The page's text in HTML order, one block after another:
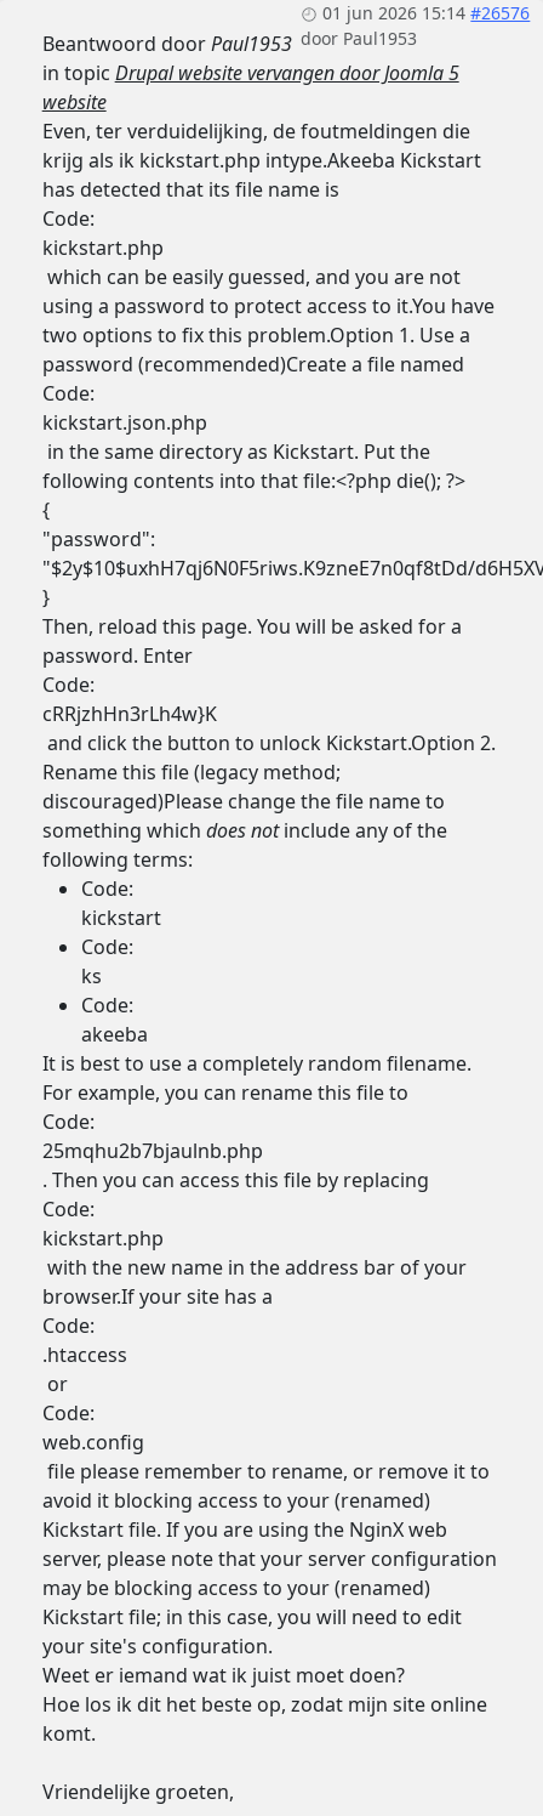
01 jun 2026 15:14 #26576
door Paul1953
Beantwoord doorPaul1953
in topic Drupal website vervangen door Joomla 5
website
Even, ter verduidelijking, de foutmeldingen die
krijg als ik kickstart.php intype.Akeeba Kickstart
has detected that its file name is
Code:
kickstart.php
which can be easily guessed, and you are not
using a password to protect access to it.You have
two options to fix this problem.Option 1. Use a
password (recommended)Create a file named
Code:
kickstart.json.php
in the same directory as Kickstart. Put the
following contents into that file:<?php die(); ?>
{
"password":
"$2y$10$uxhH7qj6N0F5riws.K9zneE7n0qf8tDd/
}
Then, reload this page. You will be asked for a
password. Enter
Code:
cRRjzhHn3rLh4w}K
and click the button to unlock Kickstart.Option 2.
Rename this file (legacy method;
discouraged)Please change the file name to
something which does notinclude any of the
following terms:
Code:
kickstart
Code:
ks
Code:
akeeba
It is best to use a completely random filename.
For example, you can rename this file to
Code:
25mqhu2b7bjaulnb.php
. Then you can access this file by replacing
Code:
kickstart.php
with the new name in the address bar of your
browser.If your site has a
Code:
.htaccess
or
Code:
web.config
file please remember to rename, or remove it to
avoid it blocking access to your (renamed)
Kickstart file. If you are using the NginX web
server, please note that your server configuration
may be blocking access to your (renamed)
Kickstart file; in this case, you will need to edit
your site's configuration.
Weet er iemand wat ik juist moet doen?
Hoe los ik dit het beste op, zodat mijn site online
komt.
Vriendelijke groeten,